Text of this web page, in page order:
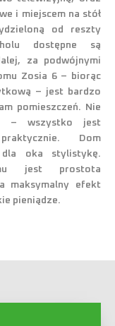
i miejscem na stół
od reszty
dostępne są
za podwójnymi
Zosia 6 – biorąc
– jest bardzo
pomieszczeń. Nie
– wszystko jest
Dom
dla oka stylistykę.
jest prostota
maksymalny efekt
pieniądze.